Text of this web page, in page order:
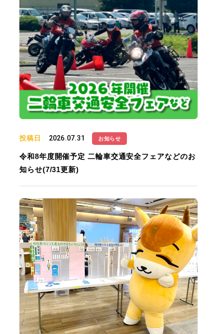
投稿日 2026.07.31 お知らせ
令和8年度開催予定 二輪車交通安全フェアなどのお
知らせ(7/31更新)